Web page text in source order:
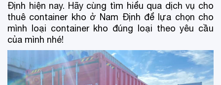
Định hiện nay. Hãy cùng tìm hiểu qua dịch vụ cho
thuê container kho ở Nam Định để lựa chọn cho
mình loại container kho đúng loại theo yêu cầu
của mình nhé!